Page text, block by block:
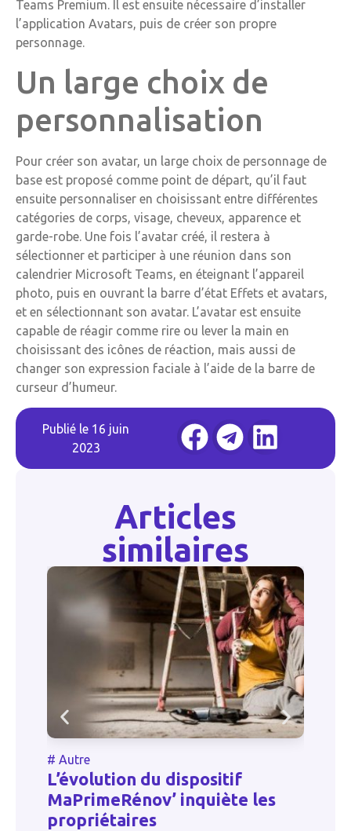
Teams Premium. Il est ensuite nécessaire d’installer
l’application Avatars, puis de créer son propre
personnage.
Un large choix de
personnalisation
Pour créer son avatar, un large choix de personnage de
base est proposé comme point de départ, qu’il faut
ensuite personnaliser en choisissant entre différentes
catégories de corps, visage, cheveux, apparence et
garde-robe. Une fois l’avatar créé, il restera à
sélectionner et participer à une réunion dans son
calendrier Microsoft Teams, en éteignant l’appareil
photo, puis en ouvrant la barre d’état Effets et avatars,
et en sélectionnant son avatar. L’avatar est ensuite
capable de réagir comme rire ou lever la main en
choisissant des icônes de réaction, mais aussi de
changer son expression faciale à l’aide de la barre de
curseur d’humeur.
Publié le 16 juin
2023
Articles
similaires
# Autre
L’évolution du dispositif
MaPrimeRénov’ inquiète les
propriétaires